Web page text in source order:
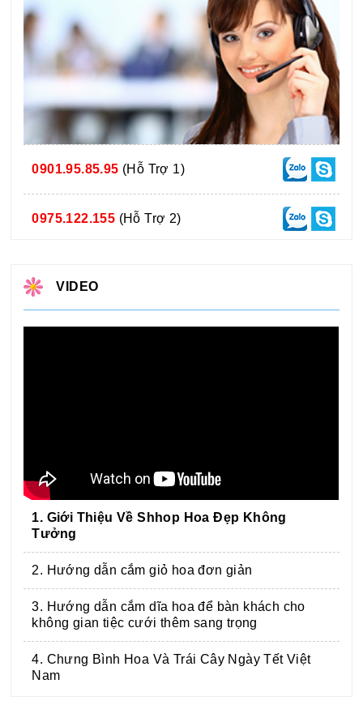
0901.95.85.95 (Hỗ Trợ 1)
0975.122.155 (Hỗ Trợ 2)
VIDEO
1. Giới Thiệu Về Shhop Hoa Đẹp Không
Tưởng
2. Hướng dẫn cắm giỏ hoa đơn giản
3. Hướng dẫn cắm dĩa hoa để bàn khách cho
không gian tiệc cưới thêm sang trọng
4. Chưng Bình Hoa Và Trái Cây Ngày Tết Việt
Nam